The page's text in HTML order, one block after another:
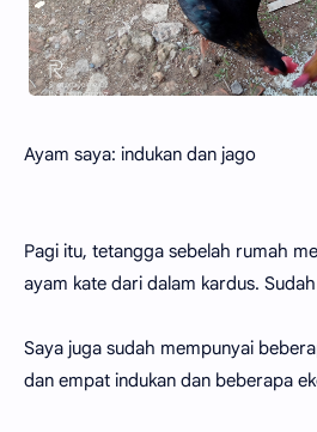
Ayam saya: indukan dan jago
Pagi itu, tetangga sebelah rumah
ayam kate dari dalam kardus.
Saya juga sudah mempunyai
dan empat indukan dan beberapa